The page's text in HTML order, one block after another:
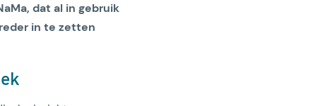
dat al in gebruik
in te zetten